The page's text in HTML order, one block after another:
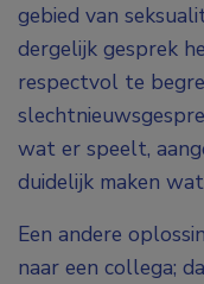
gebied van
dergelijk gesprek
respectvol te
wat er speelt,
duidelijk maken
Een andere
naar een collega;